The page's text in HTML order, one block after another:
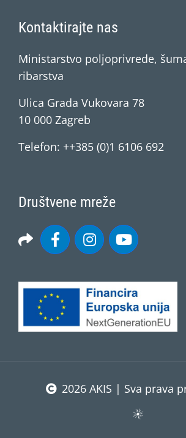
Kontaktirajte nas
Ministarstvo poljoprivrede,
ribarstva
Ulica Grada Vukovara 78
10 000 Zagreb
Telefon: ++385 (0)1 6106 692
Društvene mreže
2026 AKIS | Sva prava